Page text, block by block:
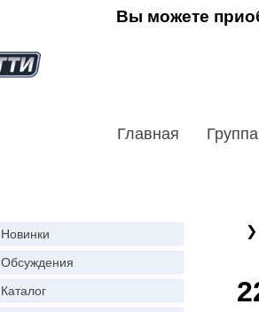
Вы можете
Главная
Новинки
Обсуждения
Каталог
❯